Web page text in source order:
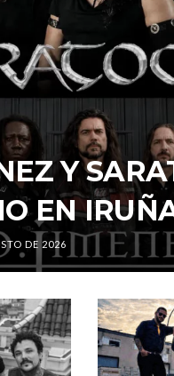
Y
EN
DE 2026